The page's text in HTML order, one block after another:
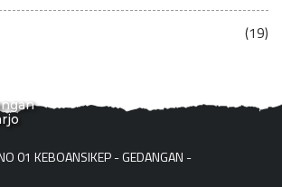
(19)
01 KEBOANSIKEP - GEDANGAN -